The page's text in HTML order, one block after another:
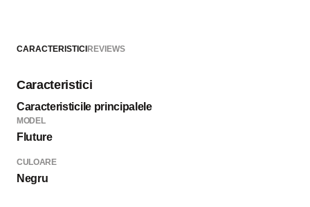
CARACTERISTICI REVIEWS
Caracteristici
Caracteristicile principalele
MODEL
Fluture
CULOARE
Negru